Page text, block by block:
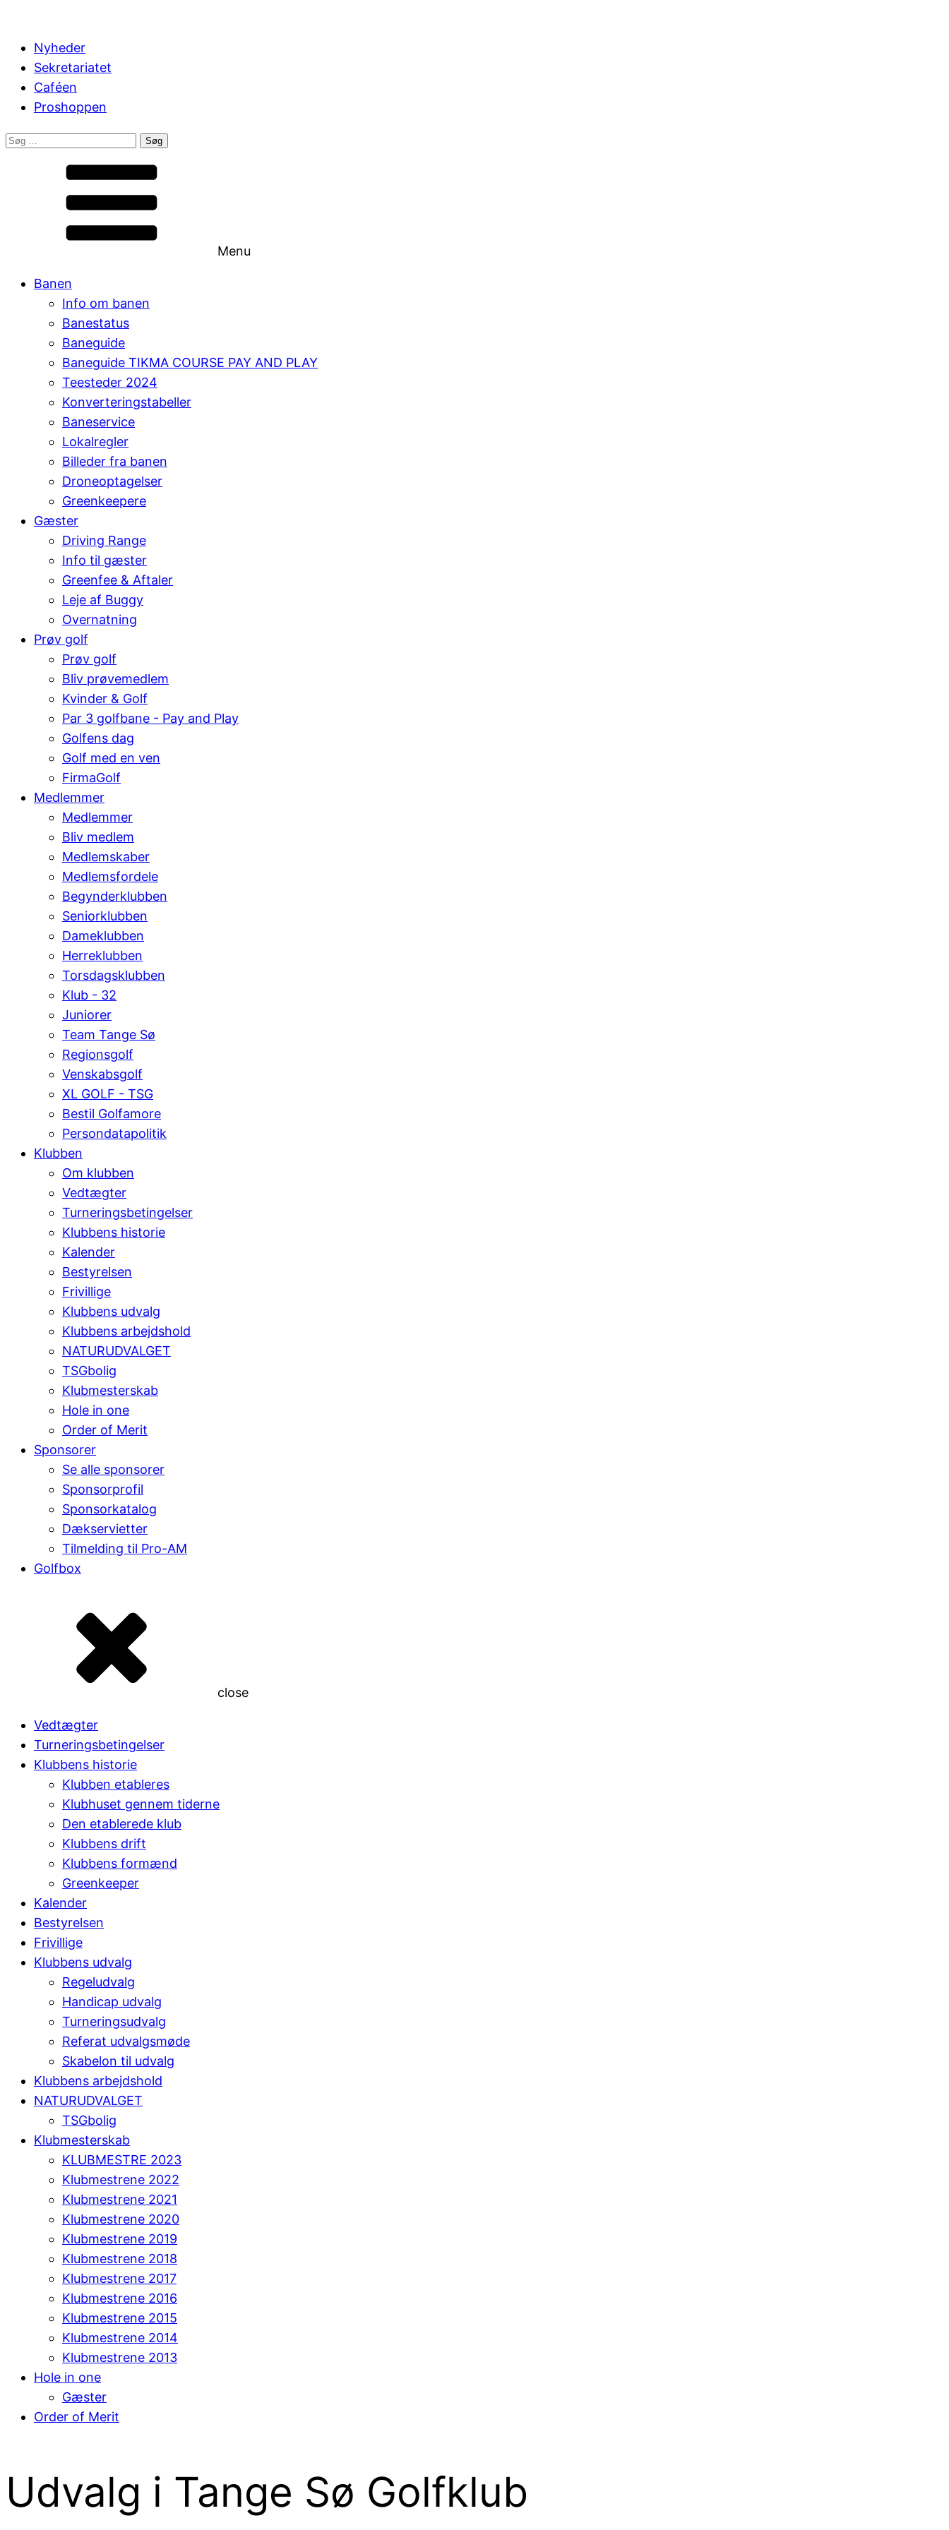
Nyheder
Sekretariatet
Caféen
Proshoppen
Søg
Menu
Banen
Info om banen
Banestatus
Baneguide
Baneguide TIKMA COURSE PAY AND PLAY
Teesteder 2024
Konverteringstabeller
Baneservice
Lokalregler
Billeder fra banen
Droneoptagelser
Greenkeepere
Gæster
Driving Range
Info til gæster
Greenfee & Aftaler
Leje af Buggy
Overnatning
Prøv golf
Prøv golf
Bliv prøvemedlem
Kvinder & Golf
Par 3 golfbane - Pay and Play
Golfens dag
Golf med en ven
FirmaGolf
Medlemmer
Medlemmer
Bliv medlem
Medlemskaber
Medlemsfordele
Begynderklubben
Seniorklubben
Dameklubben
Herreklubben
Torsdagsklubben
Klub - 32
Juniorer
Team Tange Sø
Regionsgolf
Venskabsgolf
XL GOLF - TSG
Bestil Golfamore
Persondatapolitik
Klubben
Om klubben
Vedtægter
Turneringsbetingelser
Klubbens historie
Kalender
Bestyrelsen
Frivillige
Klubbens udvalg
Klubbens arbejdshold
NATURUDVALGET
TSGbolig
Klubmesterskab
Hole in one
Order of Merit
Sponsorer
Se alle sponsorer
Sponsorprofil
Sponsorkatalog
Dækservietter
Tilmelding til Pro-AM
Golfbox
close
Vedtægter
Turneringsbetingelser
Klubbens historie
Klubben etableres
Klubhuset gennem tiderne
Den etablerede klub
Klubbens drift
Klubbens formænd
Greenkeeper
Kalender
Bestyrelsen
Frivillige
Klubbens udvalg
Regeludvalg
Handicap udvalg
Turneringsudvalg
Referat udvalgsmøde
Skabelon til udvalg
Klubbens arbejdshold
NATURUDVALGET
TSGbolig
Klubmesterskab
KLUBMESTRE 2023
Klubmestrene 2022
Klubmestrene 2021
Klubmestrene 2020
Klubmestrene 2019
Klubmestrene 2018
Klubmestrene 2017
Klubmestrene 2016
Klubmestrene 2015
Klubmestrene 2014
Klubmestrene 2013
Hole in one
Gæster
Order of Merit
Udvalg i Tange Sø Golfklub